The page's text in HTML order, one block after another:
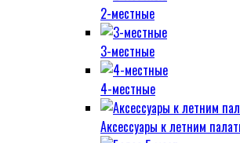
2-местные
3-местные
4-местные
Аксессуары к летним